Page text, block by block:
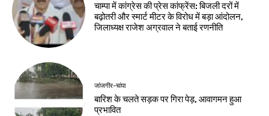
चाम्पा में कांग्रेस की प्रेस कांफ्रेंस: बिजली दरों में
बढ़ोतरी और स्मार्ट मीटर के विरोध में बड़ा आंदोलन,
जिलाध्यक्ष राजेश अग्रवाल ने बताई रणनीति
जांजगीर-चांपा
बारिश के चलते सड़क पर गिरा पेड़, आवागमन हुआ
प्रभावित